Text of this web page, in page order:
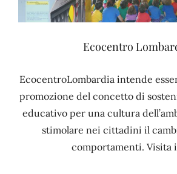
Ecocentro
EcocentroLombardia intende
promozione del concetto di
educativo per una cultura
stimolare nei cittadini il
comportamenti. Visita